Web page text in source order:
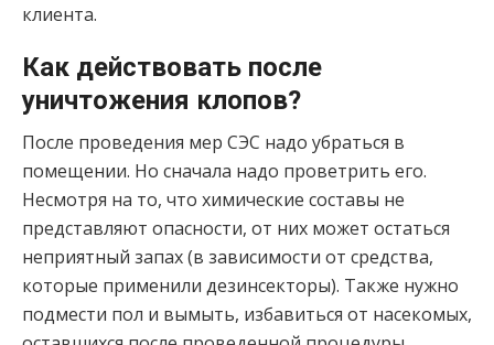
клиента.
Как действовать после
уничтожения клопов?
После проведения мер СЭС надо убраться в
помещении. Но сначала надо проветрить его.
Несмотря на то, что химические составы не
представляют опасности, от них может остаться
неприятный запах (в зависимости от средства,
которые применили дезинсекторы). Также нужно
подмести пол и вымыть, избавиться от насекомых,